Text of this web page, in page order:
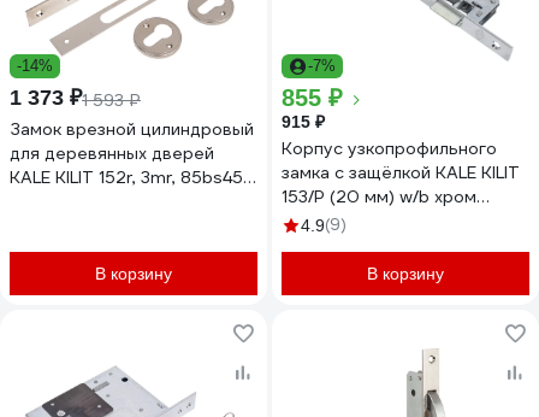
-14%
1 373 ₽1 593 ₽
Замок врезной цилиндровый
для деревянных дверей
KALE KILIT 152r, 3mr, 85bs45,
В корзину
-7%
855 ₽
915 ₽
Корпус узкопрофильного
замка с защёлкой KALE KILIT
153/P (20 мм) w/b хром
20037
4.9(9)
В корзину